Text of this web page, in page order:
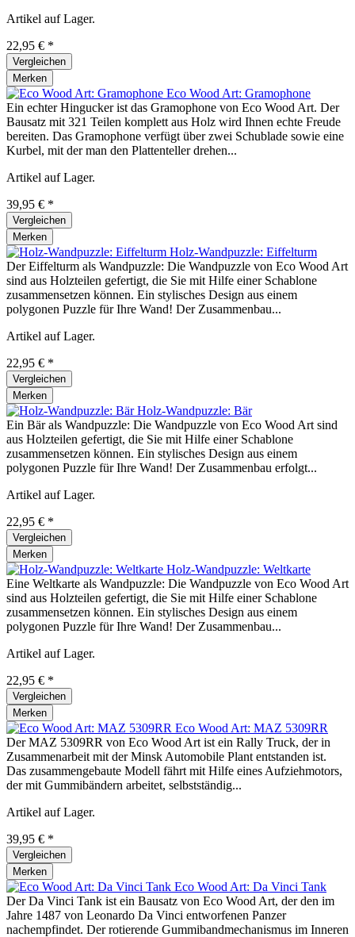
Artikel auf Lager.
22,95 € *
Vergleichen
Merken
Eco Wood Art: Gramophone
Ein echter Hingucker ist das Gramophone von Eco Wood Art. Der
Bausatz mit 321 Teilen komplett aus Holz wird Ihnen echte Freude
bereiten. Das Gramophone verfügt über zwei Schublade sowie eine
Kurbel, mit der man den Plattenteller drehen...
Artikel auf Lager.
39,95 € *
Vergleichen
Merken
Holz-Wandpuzzle: Eiffelturm
Der Eiffelturm als Wandpuzzle: Die Wandpuzzle von Eco Wood Art
sind aus Holzteilen gefertigt, die Sie mit Hilfe einer Schablone
zusammensetzen können. Ein stylisches Design aus einem
polygonen Puzzle für Ihre Wand! Der Zusammenbau...
Artikel auf Lager.
22,95 € *
Vergleichen
Merken
Holz-Wandpuzzle: Bär
Ein Bär als Wandpuzzle: Die Wandpuzzle von Eco Wood Art sind
aus Holzteilen gefertigt, die Sie mit Hilfe einer Schablone
zusammensetzen können. Ein stylisches Design aus einem
polygonen Puzzle für Ihre Wand! Der Zusammenbau erfolgt...
Artikel auf Lager.
22,95 € *
Vergleichen
Merken
Holz-Wandpuzzle: Weltkarte
Eine Weltkarte als Wandpuzzle: Die Wandpuzzle von Eco Wood Art
sind aus Holzteilen gefertigt, die Sie mit Hilfe einer Schablone
zusammensetzen können. Ein stylisches Design aus einem
polygonen Puzzle für Ihre Wand! Der Zusammenbau...
Artikel auf Lager.
22,95 € *
Vergleichen
Merken
Eco Wood Art: MAZ 5309RR
Der MAZ 5309RR von Eco Wood Art ist ein Rally Truck, der in
Zusammenarbeit mit der Minsk Automobile Plant entstanden ist.
Das zusammengebaute Modell fährt mit Hilfe eines Aufziehmotors,
der mit Gummibändern arbeitet, selbstständig...
Artikel auf Lager.
39,95 € *
Vergleichen
Merken
Eco Wood Art: Da Vinci Tank
Der Da Vinci Tank ist ein Bausatz von Eco Wood Art, der den im
Jahre 1487 von Leonardo Da Vinci entworfenen Panzer
nachempfindet. Der rotierende Gummibandmechanismus im Inneren